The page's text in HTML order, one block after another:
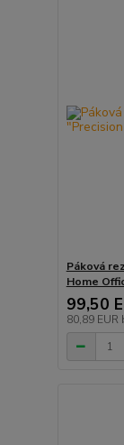
Páková
Home
99,50
80,89 EUR